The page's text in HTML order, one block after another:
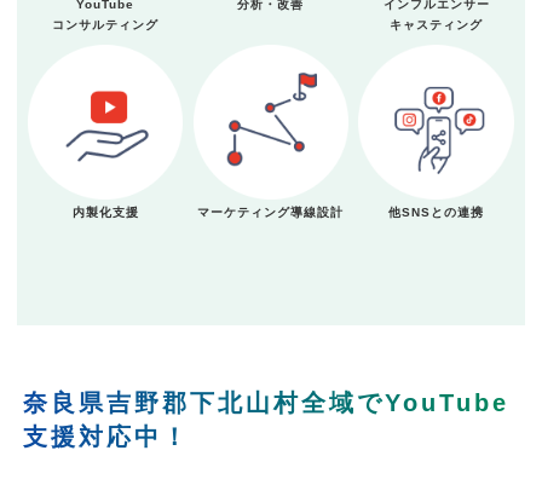
YouTube
コンサルティング
分析・改善
インフルエンサー
キャスティング
内製化支援 マーケティング導線設計 他SNSとの連携
奈良県吉野郡下北山村全域でYouTube
支援対応中！